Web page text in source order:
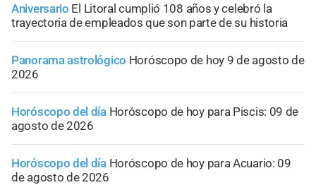
Aniversario El Litoral cumplió 108 años y celebró la
trayectoria de empleados que son parte de su historia
Panorama astrológico Horóscopo de hoy 9 de agosto de
2026
Horóscopo del día Horóscopo de hoy para Piscis: 09 de
agosto de 2026
Horóscopo del día Horóscopo de hoy para Acuario: 09
de agosto de 2026